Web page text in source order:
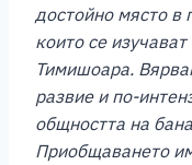
достойно място в
които се
Тимишоара.
развие и по-
общността на
Приобщаването